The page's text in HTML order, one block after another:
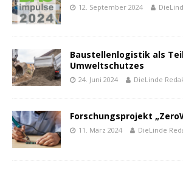
12. September 2024
Baustellenlogistik als
Umweltschutzes
24. Juni 2024 DieLinde
Forschungsprojekt
11. März 2024 DieLinde